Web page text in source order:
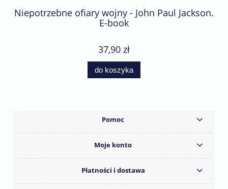
Niepotrzebne ofiary wojny - John Paul Jackson.
E-book
37,90 zł
do koszyka
Pomoc
Moje konto
Płatności i dostawa